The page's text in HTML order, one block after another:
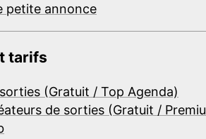
petite annonce
tarifs
(Gratuit / Top Agenda)
de sorties (Gratuit /